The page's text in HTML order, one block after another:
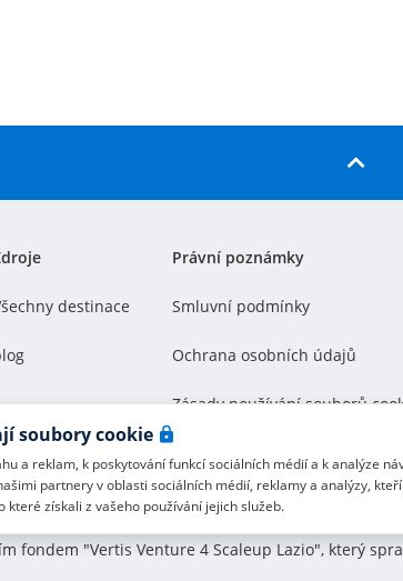
soubory cookie
a reklam, k poskytování funkcí sociálních médií a k analýze
partnery v oblasti sociálních médií, reklamy a analýzy,
získali z vašeho používání jejich služeb.
destinace
Právní poznámky
Smluvní podmínky
Ochrana osobních údajů
Zásady používání souborů
fondem "Vertis Venture 4 Scaleup Lazio", který